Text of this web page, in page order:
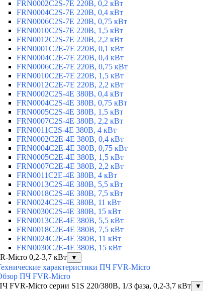
FRN0002C2S-7E 220В, 0,2 кВт
FRN0004C2S-7E 220В, 0,4 кВт
FRN0006C2S-7E 220В, 0,75 кВт
FRN0010C2S-7E 220В, 1,5 кВт
FRN0012C2S-7E 220В, 2,2 кВт
FRN0001C2E-7E 220В, 0,1 кВт
FRN0004C2E-7E 220В, 0,4 кВт
FRN0006C2E-7E 220В, 0,75 кВт
FRN0010C2E-7E 220В, 1,5 кВт
FRN0012C2E-7E 220В, 2,2 кВт
FRN0002C2S-4E 380В, 0,4 кВт
FRN0004C2S-4E 380В, 0,75 кВт
FRN0005C2S-4E 380В, 1,5 кВт
FRN0007C2S-4E 380В, 2,2 кВт
FRN0011C2S-4E 380В, 4 кВт
FRN0002C2E-4E 380В, 0,4 кВт
FRN0004C2E-4E 380В, 0,75 кВт
FRN0005C2E-4E 380В, 1,5 кВт
FRN0007C2E-4E 380В, 2,2 кВт
FRN0011C2E-4E 380В, 4 кВт
FRN0013C2S-4E 380В, 5,5 кВт
FRN0018C2S-4E 380В, 7,5 кВт
FRN0024C2S-4E 380В, 11 кВт
FRN0030C2S-4E 380В, 15 кВт
FRN0013C2E-4E 380В, 5,5 кВт
FRN0018C2E-4E 380В, 7,5 кВт
FRN0024C2E-4E 380В, 11 кВт
FRN0030C2E-4E 380В, 15 кВт
Micro 0,2-3,7 кВт
▼
характеристики ПЧ FVR-Micro
ПЧ FVR-Micro
FVR-Micro серии S1S 220/380В, 1/3 фаза, 0,2-3,7 кВт
▼